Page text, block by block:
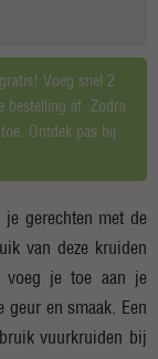
Voeg snel 2
bestelling af. Zodra
Ontdek pas bij
gerechten met de
van deze kruiden
voeg je toe aan je
geur en smaak. Een
vuurkruiden bij